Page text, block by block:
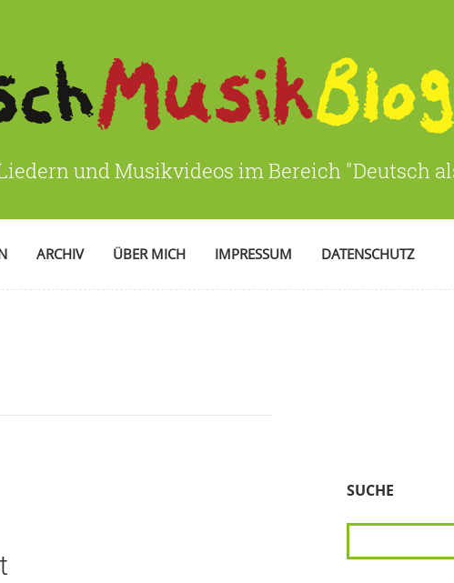
und Musikvideos im Bereich "Deutsch
ARCHIV ÜBER MICH IMPRESSUM DATENSCHUTZ
SUCHE